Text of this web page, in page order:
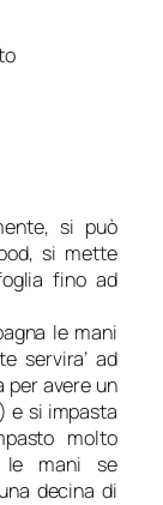
si può
si mette
fino ad
le mani
servira’ ad
per avere un
e si impasta
molto
le mani se
decina di